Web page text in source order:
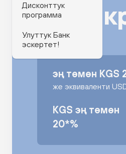
Дисконттук
программа
Улуттук Банк
эскертет!
Лайт
эң төмөн KGS
же эквиваленти
KGS эң төмөн
20*%